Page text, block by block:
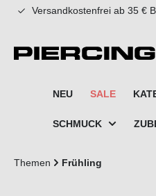
springen Zur
Versandkostenfrei ab 35 €
NEU SALE
SCHMUCK
Themen Frühling